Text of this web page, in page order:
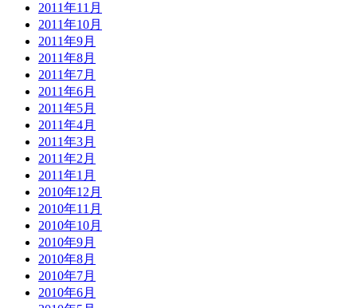
2011年11月
2011年10月
2011年9月
2011年8月
2011年7月
2011年6月
2011年5月
2011年4月
2011年3月
2011年2月
2011年1月
2010年12月
2010年11月
2010年10月
2010年9月
2010年8月
2010年7月
2010年6月